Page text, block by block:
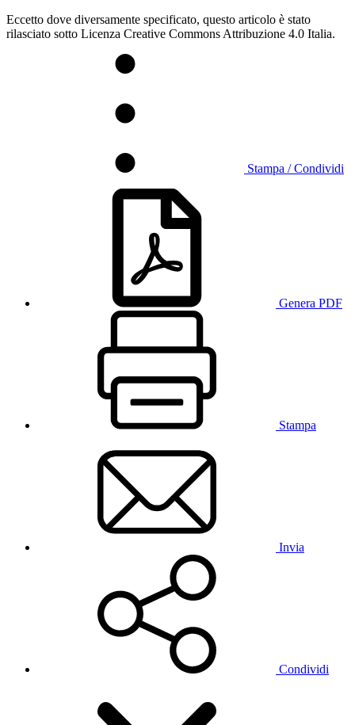
Eccetto dove diversamente specificato, questo articolo è stato
rilasciato sotto Licenza Creative Commons Attribuzione 4.0 Italia.
Stampa / Condividi
Genera PDF
Stampa
Invia
Condividi